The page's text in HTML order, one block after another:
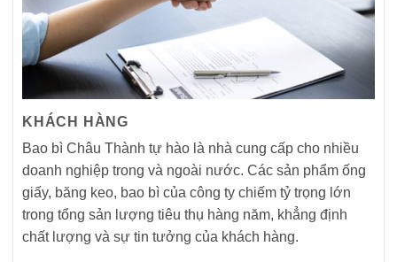
KHÁCH HÀNG
Bao bì Châu Thành tự hào là nhà cung cấp cho nhiều
doanh nghiệp trong và ngoài nước. Các sản phẩm ống
giấy, băng keo, bao bì của công ty chiếm tỷ trọng lớn
trong tổng sản lượng tiêu thụ hàng năm, khẳng định
chất lượng và sự tin tưởng của khách hàng.